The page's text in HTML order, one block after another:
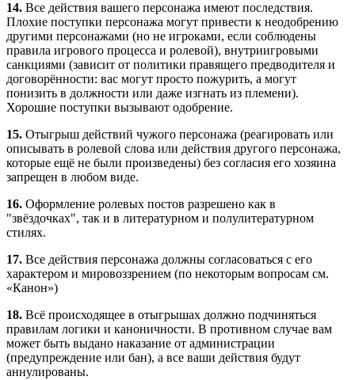
14. Все действия вашего персонажа имеют последствия.
Плохие поступки персонажа могут привести к неодобрению
другими персонажами (но не игроками, если соблюдены
правила игрового процесса и ролевой), внутриигровыми
санкциями (зависит от политики правящего предводителя и
договорённости: вас могут просто пожурить, а могут
понизить в должности или даже изгнать из племени).
Хорошие поступки вызывают одобрение.
15. Отыгрыш действий чужого персонажа (реагировать или
описывать в ролевой слова или действия другого персонажа,
которые ещё не были произведены) без согласия его хозяина
запрещен в любом виде.
16. Оформление ролевых постов разрешено как в
"звёздочках", так и в литературном и полулитературном
стилях.
17. Все действия персонажа должны согласоваться с его
характером и мировоззрением (по некоторым вопросам см.
«Канон»)
18. Всё происходящее в отыгрышах должно подчиняться
правилам логики и каноничности. В противном случае вам
может быть выдано наказание от администрации
(предупреждение или бан), а все ваши действия будут
аннулированы.